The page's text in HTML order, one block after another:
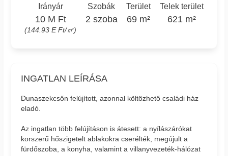
Irányár
10 M Ft
(144.93 E Ft/㎡)
Szobák
2 szoba
Terület
69 m²
Telek terület
621 m²
INGATLAN LEÍRÁSA
Dunaszekcsőn felújított, azonnal költözhető családi ház
eladó.
Az ingatlan több felújításon is átesett: a nyílászárókat
korszerű hőszigetelt ablakokra cserélték, megújult a
fürdőszoba, a konyha, valamint a villanyvezeték-hálózat